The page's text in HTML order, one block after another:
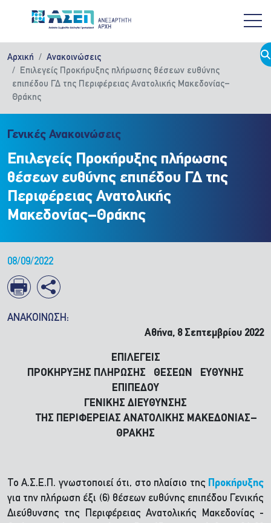
Αρχική
Ανακοινώσεις
Επιλεγείς Προκήρυξης πλήρωσης θέσεων ευθύνης
επιπέδου ΓΔ της Περιφέρειας Ανατολικής Μακεδονίας–
Θράκης
Γενικές Ανακοινώσεις
Επιλεγείς Προκήρυξης πλήρωσης
θέσεων ευθύνης επιπέδου ΓΔ της
Περιφέρειας Ανατολικής
Μακεδονίας–Θράκης
08/09/2022
ΑΝΑΚΟΙΝΩΣΗ:
Αθήνα, 8 Σεπτεμβρίου 2022
ΕΠΙΛΕΓΕΙΣ
ΠΡΟΚΗΡΥΞΗΣ ΠΛΗΡΩΣΗΣ ΘΕΣΕΩΝ ΕΥΘΥΝΗΣ
ΕΠΙΠΕΔΟΥ
ΓΕΝΙΚΗΣ ΔΙΕΥΘΥΝΣΗΣ
ΤΗΣ ΠΕΡΙΦΕΡΕΙΑΣ ΑΝΑΤΟΛΙΚΗΣ ΜΑΚΕΔΟΝΙΑΣ–
ΘΡΑΚΗΣ
Το Α.Σ.Ε.Π. γνωστοποιεί ότι, στο πλαίσιο της Προκήρυξης
για την πλήρωση έξι (6) θέσεων ευθύνης επιπέδου Γενικής
Διεύθυνσης της Περιφέρειας Ανατολικής Μακεδονίας -